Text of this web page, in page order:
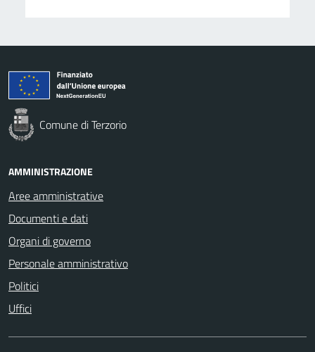
Comune di Terzorio
AMMINISTRAZIONE
Aree amministrative
Documenti e dati
Organi di governo
Personale amministrativo
Politici
Uffici